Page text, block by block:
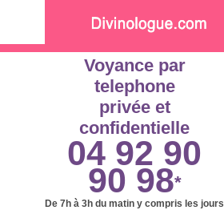
Voyance par
telephone
privée et
confidentielle
04 92 90
90 98*
De 7h à 3h du matin y compris les jours